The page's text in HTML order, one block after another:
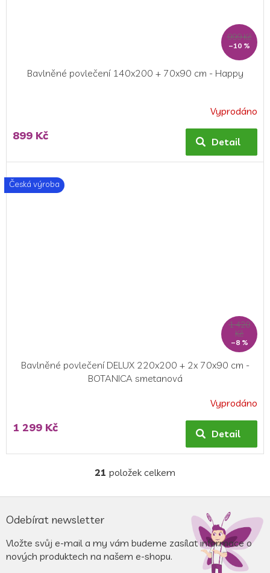
999 Kč
–10 %
Bavlněné povlečení 140x200 + 70x90 cm - Happy
Vyprodáno
899 Kč Detail
Česká výroba
1 420
Kč
–8 %
Bavlněné povlečení DELUX 220x200 + 2x 70x90 cm -
BOTANICA smetanová
produktu
hvězdiček.
Vyprodáno
1 299 Kč Detail
O
l
c
í
21 položek celkem
á
a
Odebírat newsletter
Vložte svůj e-mail a my vám budeme zasílat informace o
nových produktech na našem e-shopu.